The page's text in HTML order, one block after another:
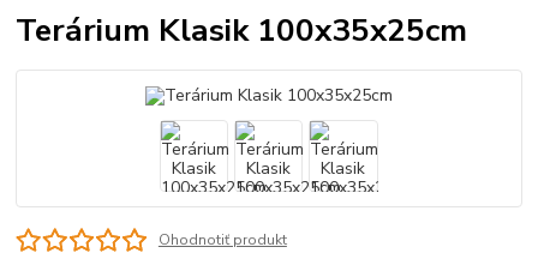
Terárium Klasik 100x35x25cm
Ohodnotiť produkt